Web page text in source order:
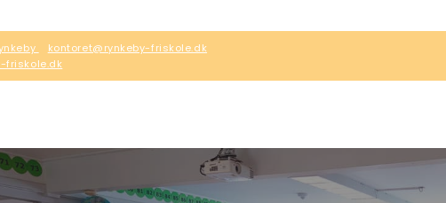
kontoret@rynkeby-friskole.dk
friskole.dk